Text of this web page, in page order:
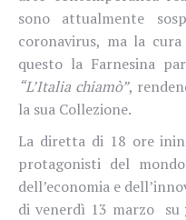
sono attualmente
coronavirus, ma la
questo la Farnesina
“L’Italia chiamò”,
la sua Collezione.
La diretta di 18 ore
protagonisti del
dell’economia e
di venerdì 13 marzo su